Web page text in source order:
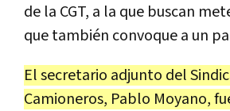
de la CGT, a la que buscan
que también convoque a un
El secretario adjunto del
Camioneros, Pablo Moyano,